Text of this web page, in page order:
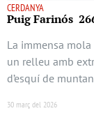
CERDANYA
Puig Farinós
La immensa
un relleu amb
d’esquí de
30 març del 2026